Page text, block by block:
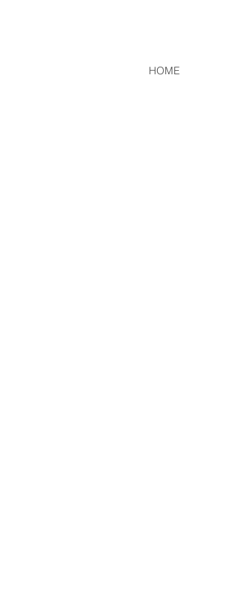
HOME